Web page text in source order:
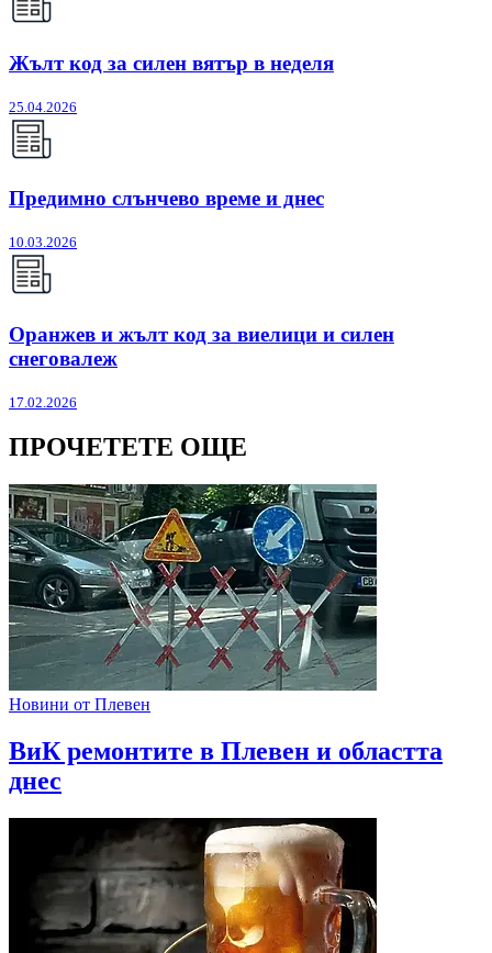
Жълт код за силен вятър в неделя
25.04.2026
Предимно слънчево време и днес
10.03.2026
Оранжев и жълт код за виелици и силен
снеговалеж
17.02.2026
ПРОЧЕТЕТЕ ОЩЕ
Новини от Плевен
ВиК ремонтите в Плевен и областта
днес